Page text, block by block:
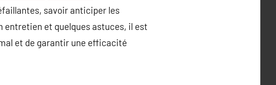
savoir anticiper les
entretien et quelques astuces, il est
et de garantir une efficacité